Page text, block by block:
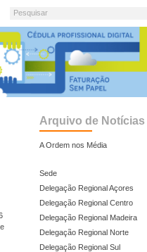
Pesquisar
Arquivo de Notícias
A Ordem nos Média
Sede
Delegação Regional Açores
Delegação Regional Centro
Delegação Regional Madeira
Delegação Regional Norte
Delegação Regional Sul